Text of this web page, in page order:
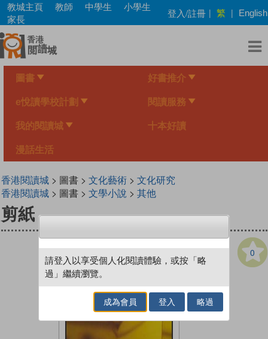
Skip
main
content
教城主頁 教師 中學生
小學生
家長
登入/註冊 | 繁 | English
圖書 好書推介
e悅讀學校計劃 閱讀服務
我的閱讀城 十本好讀
漫話生活
香港閱讀城> 圖書 > 文化藝術> 文化研究
香港閱讀城> 圖書 > 文學小說 > 其他
剪紙
0
請登入以享受個人化閱讀體驗，或按「略
過」繼續瀏覽。
成為會員 登入 略過